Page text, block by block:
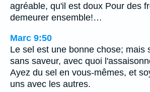
agréable, qu'il est doux Pour des
demeurer ensemble!…
Marc 9:50
Le sel est une bonne chose; mais
sans saveur, avec quoi
Ayez du sel en vous-mêmes, et
uns avec les autres.